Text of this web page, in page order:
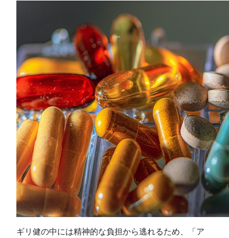
ギリ健の中には精神的な負担から逃れるため、「ア